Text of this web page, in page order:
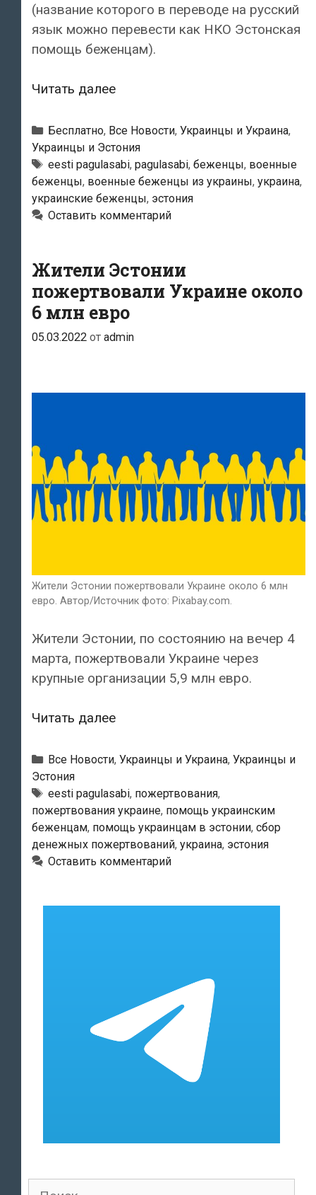
(название которого в переводе на русский
язык можно перевести как НКО Эстонская
помощь беженцам).
Читать далееАвтобусы
ежедневно
доставляют
в
Эстонию
270
украинских
беженцев
Рубрики
Бесплатно, Все Новости, Украинцы и Украина,
Украинцы и Эстония
Метки
eesti pagulasabi, pagulasabi, беженцы, военные
беженцы, военные беженцы из украины, украина,
украинские беженцы, эстония
Оставить комментарий
Жители Эстонии
пожертвовали Украине около
6 млн евро
05.03.2022 от admin
Жители Эстонии пожертвовали Украине около 6 млн
евро. Автор/Источник фото: Pixabay.com.
Жители Эстонии, по состоянию на вечер 4
марта, пожертвовали Украине через
крупные организации 5,9 млн евро.
Читать далееЖители
пожертвовали
около
6
млн
евро
Рубрики
Все Новости, Украинцы и Украина, Украинцы и
Эстония
Метки
eesti pagulasabi, пожертвования,
пожертвования украине, помощь украинским
беженцам, помощь украинцам в эстонии, сбор
денежных пожертвований, украина, эстония
Оставить комментарий